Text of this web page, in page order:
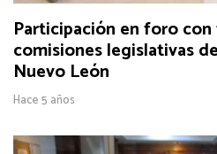
Participación en foro
comisiones legislativas
Nuevo León
Hace 5 años